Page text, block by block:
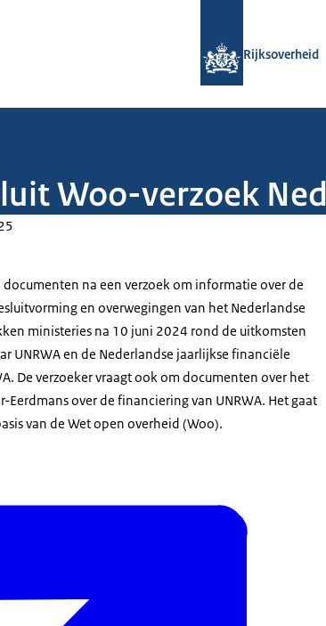
Rijksoverheid
Woo-verzoek
na een verzoek om informatie over de
en overwegingen van het Nederlandse
ministeries na 10 juni 2024 rond de uitkomsten
UNRWA en de Nederlandse jaarlijkse financiële
De verzoeker vraagt ook om documenten over het
over de financiering van UNRWA. Het gaat
van de Wet open overheid (Woo).